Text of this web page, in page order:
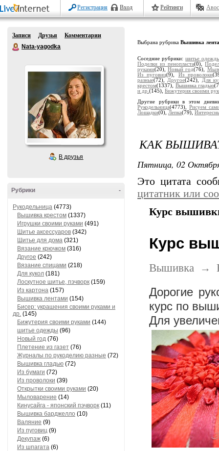
Регистрация Вход Рейтинги
Записи Друзья
Комментарии
Nata-yagodka
В друзья
-
Рубрики
Рукодельница (4773)
Вышивка крестом (1337)
Игрушки своими руками (491)
Шитье аксессуаров (342)
Шитье для дома (321)
Вязание крючком (316)
Другое (242)
Вязание спицами (218)
Для кукол (181)
Лоскутное шитье, пэчворк (159)
Из картона (157)
Вышивка лентами (154)
Бисер: украшения своими руками и
др. (145)
Бижутерия своими руками (144)
шитье одежды (96)
Новый год (76)
Плетение из газет (76)
Журналы по рукоделию разные (72)
Вышивка гладью (72)
Из бумаги (72)
Из проволоки (39)
Открытки своими руками (20)
Мыловарение (14)
Кинусайга - японский пэчворк (11)
Вышивка барджелло (10)
Валяние (9)
Из пуговиц (9)
Декупаж (6)
Из шпагата (6)
Выбрана рубрика Вышивка
Соседние рубрики:шитье
Поделки из пенопласта(0),
руками(20),Новый год(76),
Из пуговиц(9), Из проволоки
разные(72), Другое(242), Для
крестом(1337), Вышивка гладью
и др. (145), Бижутерия своими
Другие рубрики в этом
Рукодельница(4773), Рисуем
Лошадки(0), Лепка(79),
КАК
Пятница, 02
Это цитата
цитатник или
Курс
Курс
Вышивка →
Дорогие
курс по
Для